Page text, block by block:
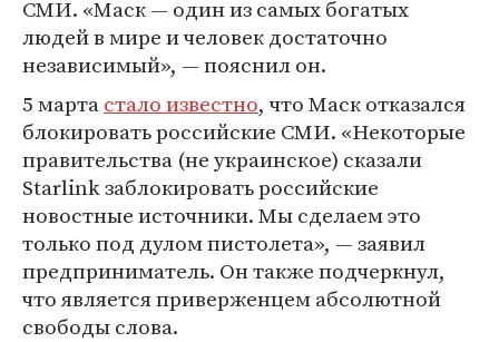
СМИ. «Маск — один из самых богатых
людей в мире и человек достаточно
независимый», — пояснил он.
5 мартастало известно, что Маск отказался
блокировать российские СМИ. «Некоторые
правительства (не украинское) сказали
Starlink заблокировать российские
новостные источники. Мы сделаем это
только под дулом пистолета», — заявил
предприниматель. Он также подчеркнул,
что является приверженцем абсолютной
свободы слова.